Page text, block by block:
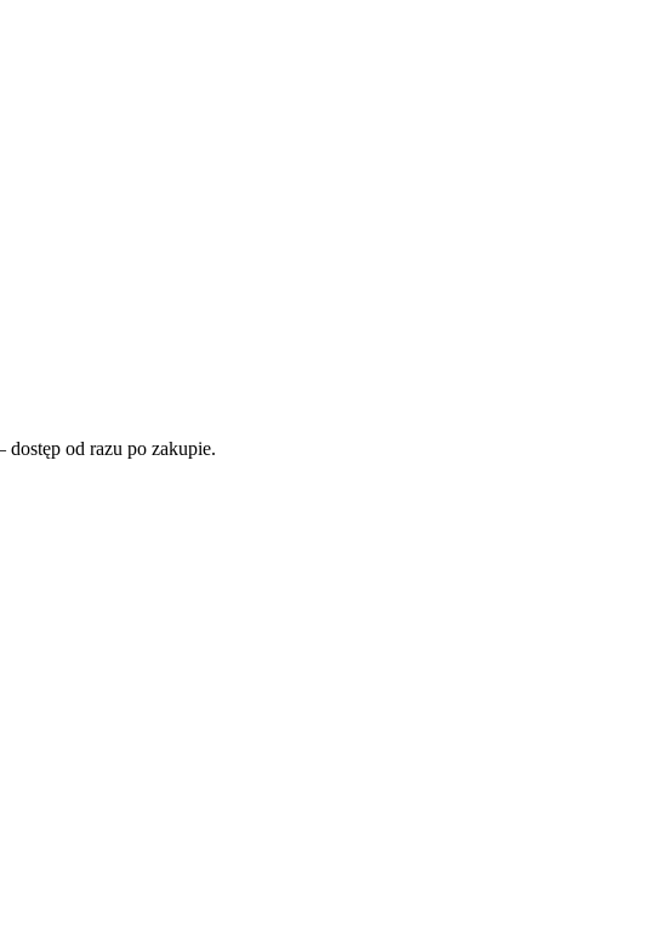
od razu po zakupie.